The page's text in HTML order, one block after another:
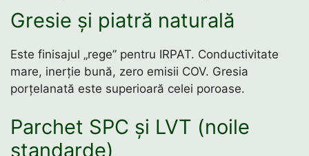
Gresie și piatră naturală
Este finisajul „rege” pentru IRPAT. Conductivitate
mare, inerție bună, zero emisii COV. Gresia
porțelanată este superioară celei poroase.
Parchet SPC și LVT (noile
standarde)